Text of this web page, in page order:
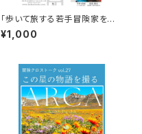
「歩いて旅する若手冒険家を青
田買い！平井佑樹 × 荻田泰永」
録画視聴権
¥1,000